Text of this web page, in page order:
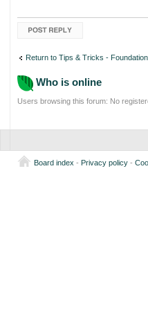
Post a reply
Return to Tips & Tricks - Foundation
Who is online
Users browsing this forum: No
Board index - Privacy policy-